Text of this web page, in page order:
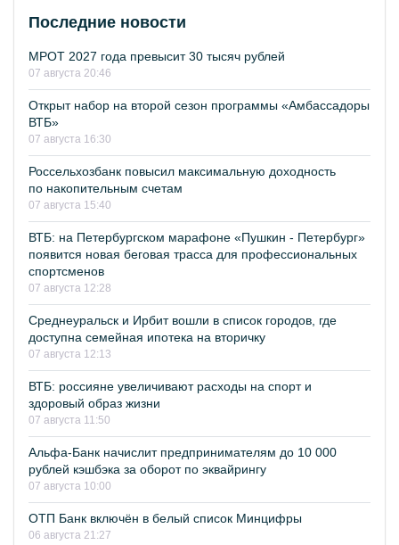
Последние новости
МРОТ 2027 года превысит 30 тысяч рублей
07 августа 20:46
Открыт набор на второй сезон программы «Амбассадоры
ВТБ»
07 августа 16:30
Россельхозбанк повысил максимальную доходность
по накопительным счетам
07 августа 15:40
ВТБ: на Петербургском марафоне «Пушкин - Петербург»
появится новая беговая трасса для профессиональных
спортсменов
07 августа 12:28
Среднеуральск и Ирбит вошли в список городов, где
доступна семейная ипотека на вторичку
07 августа 12:13
ВТБ: россияне увеличивают расходы на спорт и
здоровый образ жизни
07 августа 11:50
Альфа-Банк начислит предпринимателям до 10 000
рублей кэшбэка за оборот по эквайрингу
07 августа 10:00
ОТП Банк включён в белый список Минцифры
06 августа 21:27